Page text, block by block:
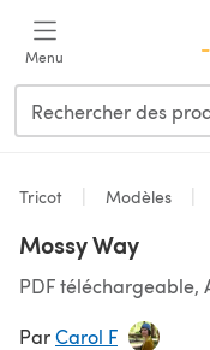
Menu
Tricot Modèles
Mossy Way
PDF téléchargeable,
ParCarol F